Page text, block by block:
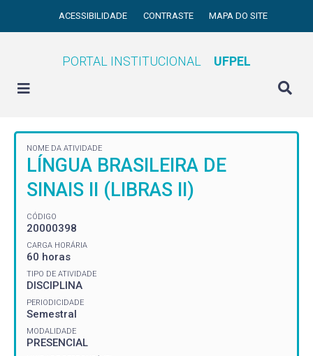
ACESSIBILIDADE CONTRASTE MAPA DO SITE
PORTAL INSTITUCIONAL UFPEL
NOME DA ATIVIDADE
LÍNGUA BRASILEIRA DE
SINAIS II (LIBRAS II)
CÓDIGO
20000398
CARGA HORÁRIA
60 horas
TIPO DE ATIVIDADE
DISCIPLINA
PERIODICIDADE
Semestral
MODALIDADE
PRESENCIAL